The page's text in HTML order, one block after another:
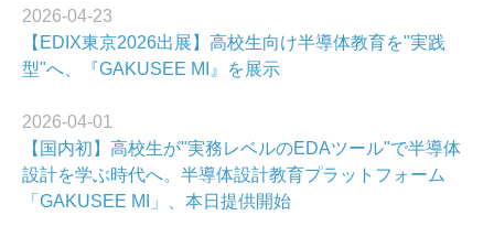
2026-04-23
【EDIX東京2026出展】高校生向け半導体教育を"実践
型"へ、『GAKUSEE MI』を展示
2026-04-01
【国内初】高校生が"実務レベルのEDAツール"で半導体
設計を学ぶ時代へ。半導体設計教育プラットフォーム
「GAKUSEE MI」、本日提供開始